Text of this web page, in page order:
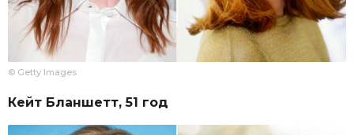
© Getty Images
Кейт Бланшетт, 51 год